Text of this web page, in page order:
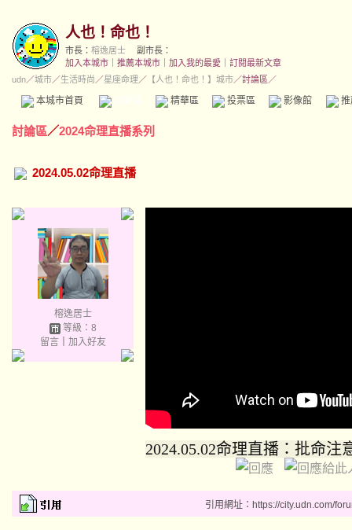
人也！命也！
市長： 榕逸居士
副市長：
加入本城市
推薦本城市 加入我的最愛
訂閱最新文章
udn／城市／生活時尚 ／星座命理 ／ 【人也！命也！】城市／討論區／
本城市首頁 精華區 投票區 影像館
討論區／2024命理直播系列
2024.05.02命理直播
榕逸居士
等級：8
留言｜ 加入好友
2024.05.02命理直播：批命注
引用網址：https://city.udn.com/